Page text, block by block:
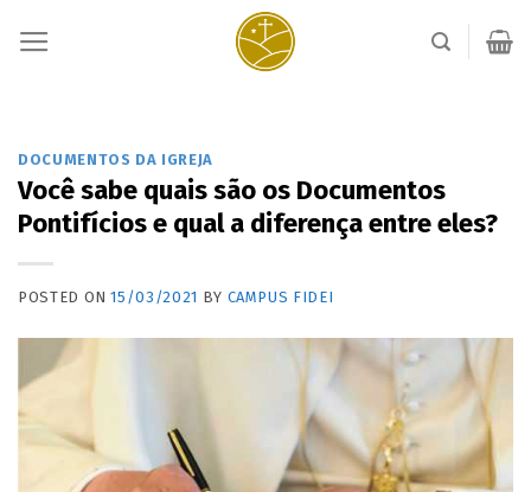
DOCUMENTOS DA IGREJA
Você sabe quais são os Documentos
Pontifícios e qual a diferença entre eles?
POSTED ON15/03/2021 BY CAMPUS FIDEI